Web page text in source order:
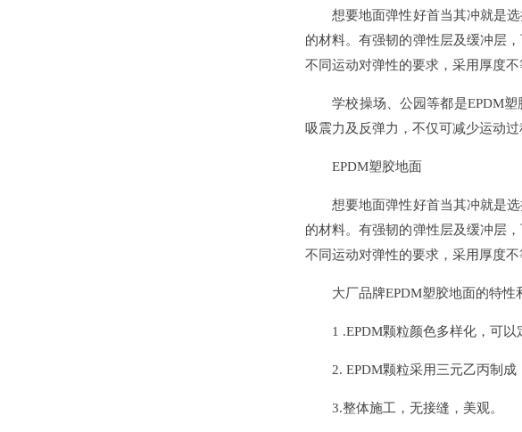
想要地面弹性好首当其冲就是选
的材料。有强韧的弹性层及缓冲层
不同运动对弹性的要求，采用厚度
学校操场、公园等都是EPDM塑
吸震力及反弹力，不仅可减少运动
EPDM塑胶地面
想要地面弹性好首当其冲就是选
的材料。有强韧的弹性层及缓冲层
不同运动对弹性的要求，采用厚度
大厂品牌EPDM塑胶地面的特性
1 .EPDM颗粒颜色多样化，可以
2. EPDM颗粒采用三元乙丙制成
3.整体施工，无接缝，美观。